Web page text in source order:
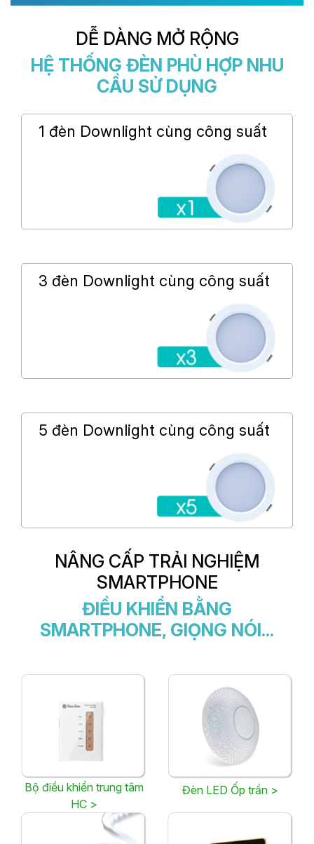
DỄ DÀNG MỞ RỘNG
HỆ THỐNG ĐÈN PHÙ HỢP NHU
CẦU SỬ DỤNG
1 đèn Downlight cùng công suất
3 đèn Downlight cùng công suất
5 đèn Downlight cùng công suất
NÂNG CẤP TRẢI NGHIỆM
SMARTPHONE
ĐIỀU KHIỂN BẰNG
SMARTPHONE, GIỌNG NÓI...
Bộ điều khiển trung tâm
HC >
Đèn LED Ốp trần >